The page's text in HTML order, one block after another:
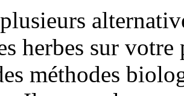
herbes sur
méthodes